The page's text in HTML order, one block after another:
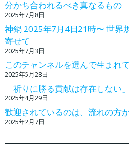
分かち合われるべき真なるもの
2025年7月8日
神鍋 2025年7月4日21時〜 世界
寄せて
2025年7月3日
このチャンネルを選んで生まれ
2025年5月28日
「祈りに勝る貢献は存在しない」
2025年4月29日
歓迎されているのは、流れの方
2025年2月7日